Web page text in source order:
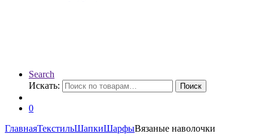
Search
Искать:
Поиск
0
ГлавнаяТекстильШапкиШарфыВязаные наволочки